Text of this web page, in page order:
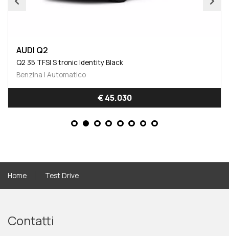
AUDI Q2
Q2 35 TFSI S tronic Identity Black
Benzina | Automatico
€ 45.030
Home Test Drive
Contatti